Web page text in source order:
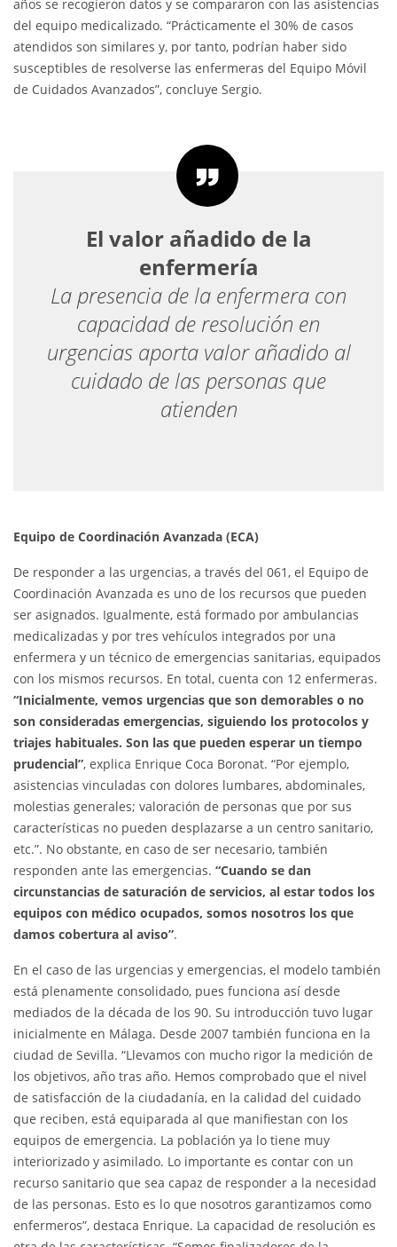
años se recogieron datos y se compararon con las asistencias
del equipo medicalizado. “Prácticamente el 30% de casos
atendidos son similares y, por tanto, podrían haber sido
susceptibles de resolverse las enfermeras del Equipo Móvil
de Cuidados Avanzados”, concluye Sergio.
El valor añadido de la
enfermería
La presencia de la enfermera con
capacidad de resolución en
urgencias aporta valor añadido al
cuidado de las personas que
atienden
Equipo de Coordinación Avanzada (ECA)
De responder a las urgencias, a través del 061, el Equipo de
Coordinación Avanzada es uno de los recursos que pueden
ser asignados. Igualmente, está formado por ambulancias
medicalizadas y por tres vehículos integrados por una
enfermera y un técnico de emergencias sanitarias, equipados
con los mismos recursos. En total, cuenta con 12 enfermeras.
“Inicialmente, vemos urgencias que son demorables o no
son consideradas emergencias, siguiendo los protocolos y
triajes habituales. Son las que pueden esperar un tiempo
prudencial”, explica Enrique Coca Boronat. “Por ejemplo,
asistencias vinculadas con dolores lumbares, abdominales,
molestias generales; valoración de personas que por sus
características no pueden desplazarse a un centro sanitario,
etc.”. No obstante, en caso de ser necesario, también
responden ante las emergencias. “Cuando se dan
circunstancias de saturación de servicios, al estar todos los
equipos con médico ocupados, somos nosotros los que
damos cobertura al aviso”.
En el caso de las urgencias y emergencias, el modelo también
está plenamente consolidado, pues funciona así desde
mediados de la década de los 90. Su introducción tuvo lugar
inicialmente en Málaga. Desde 2007 también funciona en la
ciudad de Sevilla. “Llevamos con mucho rigor la medición de
los objetivos, año tras año. Hemos comprobado que el nivel
de satisfacción de la ciudadanía, en la calidad del cuidado
que reciben, está equiparada al que manifiestan con los
equipos de emergencia. La población ya lo tiene muy
interiorizado y asimilado. Lo importante es contar con un
recurso sanitario que sea capaz de responder a la necesidad
de las personas. Esto es lo que nosotros garantizamos como
enfermeros”, destaca Enrique. La capacidad de resolución es